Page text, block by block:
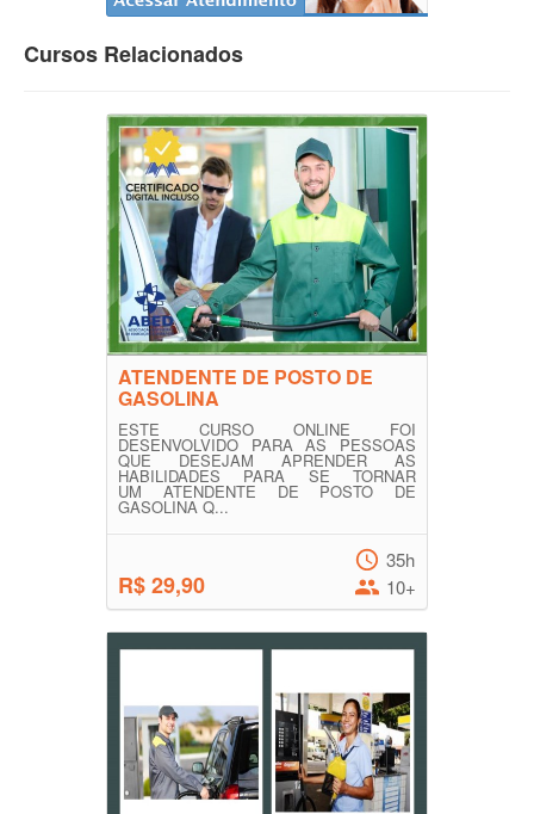
Cursos Relacionados
ATENDENTE DE POSTO DE
GASOLINA
ESTE CURSO ONLINE FOI
DESENVOLVIDO PARA AS PESSOAS
QUE DESEJAM APRENDER AS
HABILIDADES PARA SE TORNAR
UM ATENDENTE DE POSTO DE
GASOLINA Q...
R$ 29,90
35h
10+